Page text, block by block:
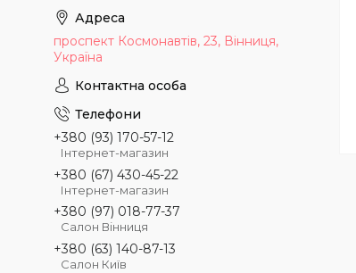
проспект Космонавтів, 23, Вінниця,
Україна
+380 (93) 170-57-12
Інтернет-магазин
+380 (67) 430-45-22
Інтернет-магазин
+380 (97) 018-77-37
Салон Вінниця
+380 (63) 140-87-13
Салон Київ